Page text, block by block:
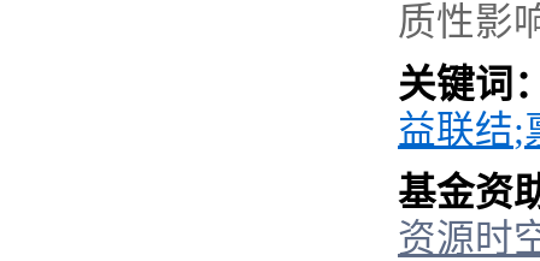
质性影
关键词
益联结;
基金资
资源时